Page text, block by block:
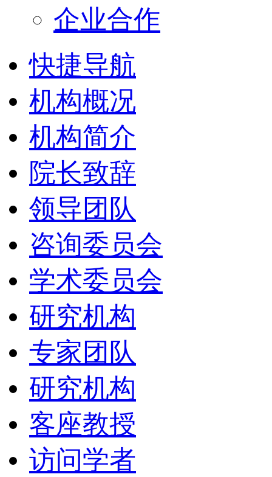
企业合作
快捷导航
机构概况
机构简介
院长致辞
领导团队
咨询委员会
学术委员会
研究机构
专家团队
研究机构
客座教授
访问学者